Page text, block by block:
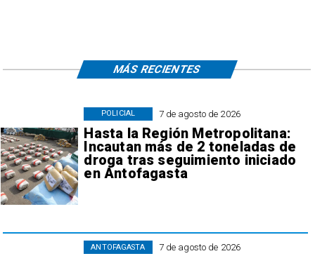
7 de agosto de 2026
Hasta la Región Metropolitana:
Incautan más de 2 toneladas de
droga tras seguimiento iniciado
en Antofagasta
POLICIAL
7 de agosto de 2026
ANTOFAGASTA
MÁS RECIENTES